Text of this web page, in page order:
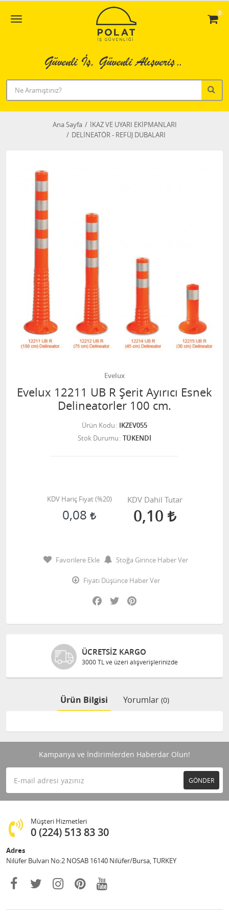
0
Ana Sayfa
İKAZ VE UYARI EKİPMANLARI
DELİNEATÖR - REFÜJ DUBALARI
Evelux
Evelux 12211 UB R Şerit Ayırıcı Esnek
Delineatorler 100 cm.
Ürün Kodu IKZEV055
Stok Durumu TÜKENDİ
KDV Hariç Fiyat (%20)
0,08
KDV Dahil Tutar
0,10
Favorilere Ekle Stoğa Girince Haber Ver
Fiyatı Düşünce Haber Ver
Facebook
Twitter
ÜCRETSIZ KARGO
3000 TL ve üzeri alışverişlerinizde
Ürün Bilgisi Yorumlar (0)
Kampanya ve İndirimlerden Haberdar Olun!
GÖNDER
Müşteri Hizmetleri
0 (224) 513 83 30
Adres
Nilüfer Bulvarı No:2 NOSAB 16140 Nilüfer/Bursa, TURKEY